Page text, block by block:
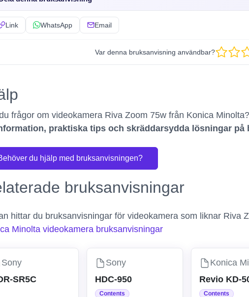
Link WhatsApp Email
Var denna bruksanvisning användbar?
frågor om videokamera Riva Zoom 75w från Konica Minolta?
praktiska tips och skräddarsydda lösningar på
du hjälp med bruksanvisningen?
bruksanvisningar
hittar du bruksanvisningar för videokamera som liknar Riva
Minolta videokamera bruksanvisningar
Sony
SR5C
Sony
HDC-950
Contents
Konica
Revio KD-
Contents